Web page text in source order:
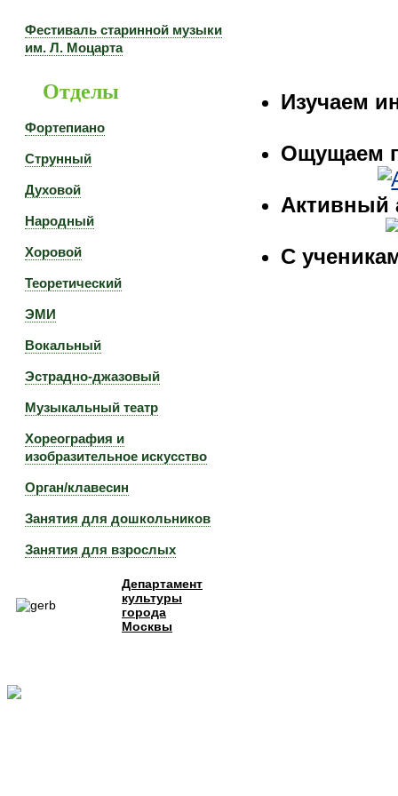
Фестиваль старинной музыки
им. Л. Моцарта
Отделы
Фортепиано
Струнный
Духовой
Народный
Хоровой
Теоретический
ЭМИ
Вокальный
Эстрадно-джазовый
Музыкальный театр
Хореография и
изобразительное искусство
Орган/клавесин
Занятия для дошкольников
Занятия для взрослых
Департамент
культуры
города
Москвы
Изучаем
Ощущаем
Активный
С